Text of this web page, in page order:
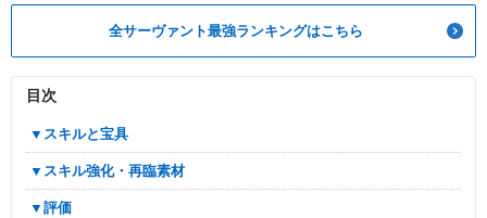
全サーヴァント最強ランキングはこちら
目次
▼スキルと宝具
▼スキル強化・再臨素材
▼評価